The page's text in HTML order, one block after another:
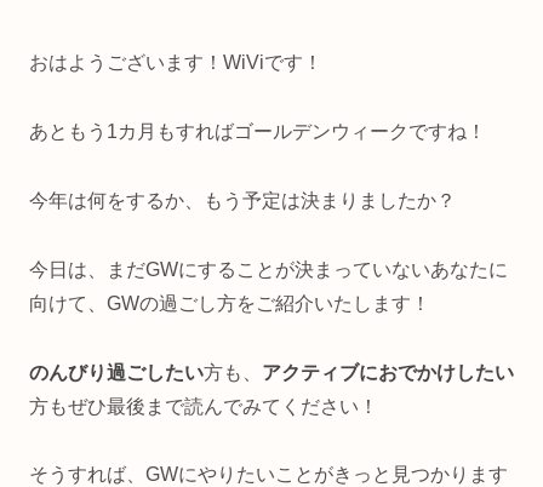
おはようございます！WiViです！
あともう1カ月もすればゴールデンウィークですね！
今年は何をするか、もう予定は決まりましたか？
今日は、まだGWにすることが決まっていないあなたに
向けて、GWの過ごし方をご紹介いたします！
のんびり過ごしたい方も、 アクティブにおでかけしたい
方もぜひ最後まで読んでみてください！
そうすれば、GWにやりたいことがきっと見つかります